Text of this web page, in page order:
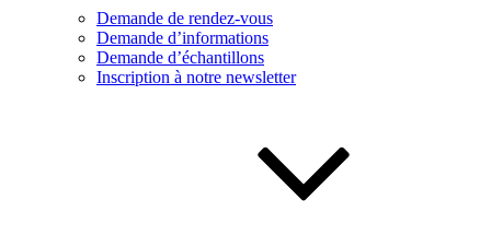
Demande de rendez-vous
Demande d’informations
Demande d’échantillons
Inscription à notre newsletter